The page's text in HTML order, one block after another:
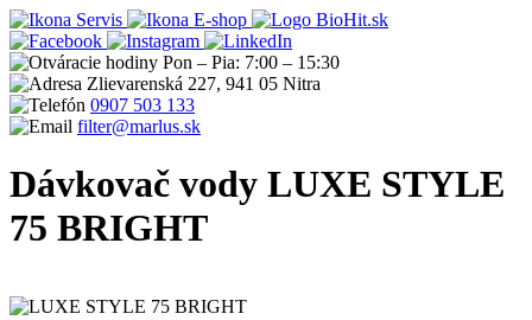
Servis
E-shop
Pon – Pia: 7:00 – 15:30
Zlievarenská 227, 941 05 Nitra
0907 503 133
filter@marlus.sk
Dávkovač vody LUXE STYLE
75 BRIGHT